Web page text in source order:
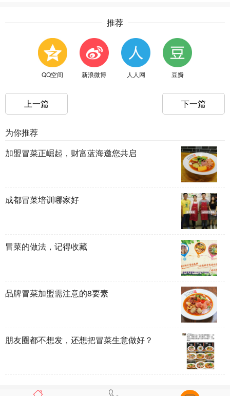
推荐
QQ空间 新浪微博 人人网 豆瓣
上一篇 下一篇
为你推荐
加盟冒菜正崛起，财富蓝海邀您共启
成都冒菜培训哪家好
冒菜的做法，记得收藏
品牌冒菜加盟需注意的8要素
朋友圈都不想发，还想把冒菜生意做好？